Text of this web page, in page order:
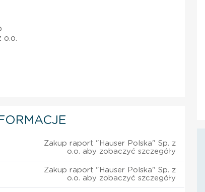
o.o.
Zakup raport "Hauser Polska" Sp. z
o.o. aby zobaczyć szczegóły
Zakup raport "Hauser Polska" Sp. z
o.o. aby zobaczyć szczegóły